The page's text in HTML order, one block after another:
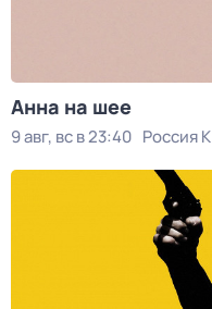
Анна на шее
9 авг, вс в 23:40 Россия К